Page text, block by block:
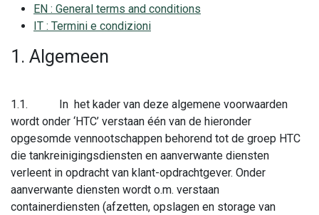
EN : General terms and conditions
IT : Termini e condizioni
1. Algemeen
1.1.
In het kader van deze algemene voorwaarden
wordt onder ‘HTC’ verstaan één van de hieronder
opgesomde vennootschappen behorend tot de groep HTC
die tankreinigingsdiensten en aanverwante diensten
verleent in opdracht van klant-opdrachtgever. Onder
aanverwante diensten wordt o.m. verstaan
containerdiensten (afzetten, opslagen en storage van